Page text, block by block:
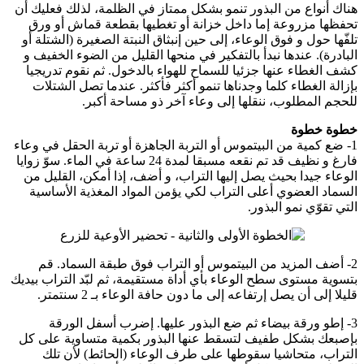
هناك أنواع من البذور تنمو بشكل ممتاز في الظلمة، لذلك فعليك أن
تحفظها مزروعة إما داخل خزانة أو تغطيها بقطعة قماش أو ورق
تلفّها حول و فوق الوعاء، إلى حين إنبثاق النبتة الصغيرة (الشتلة أو
البادرة). عندها نبدأ بالتفكير في منحها القليل من الضوء الخفيف و
كشف الغطاء عنها جزئيا للسماح للهواء بالدخول. ثم نقوم تدريجيا
بإزالة الغطاء كلما وجدناها تنمو أكثر فأكثر. عندما تصل الشتلات
للحجم المطلوب، ننقلها إلى وعاء آخر ذو مساحة أكبر.
خطوة خطوة
1- ضع كمية من البيتموس أو التربة الجاهزة أو تربة الحقل في وعاء
فارغ و نظيف قد تم نقعه مسبقا لمدة 24 ساعة في الماء. سوّ زوايا
الوعاء جيدا بحيث يصل إليها التراب، و أضف، إذا أمكن، القليل من
السماد العضوي أعلى التراب لكي يؤمن المواد المغذية الأساسية
التي تقوّي نمو البذور.
2- أضف المزيد من البيتموس أو التراب فوق طبقة السماد. قم
بتسوية مستوى سطح الوعاء بأي أداة مستقيمة، ثم لبّد التراب بيديك
قليلا إلى أن يصل إرتفاعه إلى ما دون حافة الوعاء بـ 2 سنتمتر.
3- إطو ورقة بيضاء ثم ضع البذور عليها. إضرب أسفل الورقة
بإصبعك بشكل طفيف لتسقط عنها البذور بكمية متساوية على كل
التراب، متحاشيا سقوطها على طرف الوعاء (الحائط) لأن تلك